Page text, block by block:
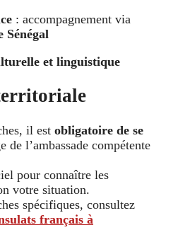
: accompagnement via
Sénégal
et linguistique
il est obligatoire de se
de l’ambassade compétente
pour connaître les
votre situation.
spécifiques, consultez
français à